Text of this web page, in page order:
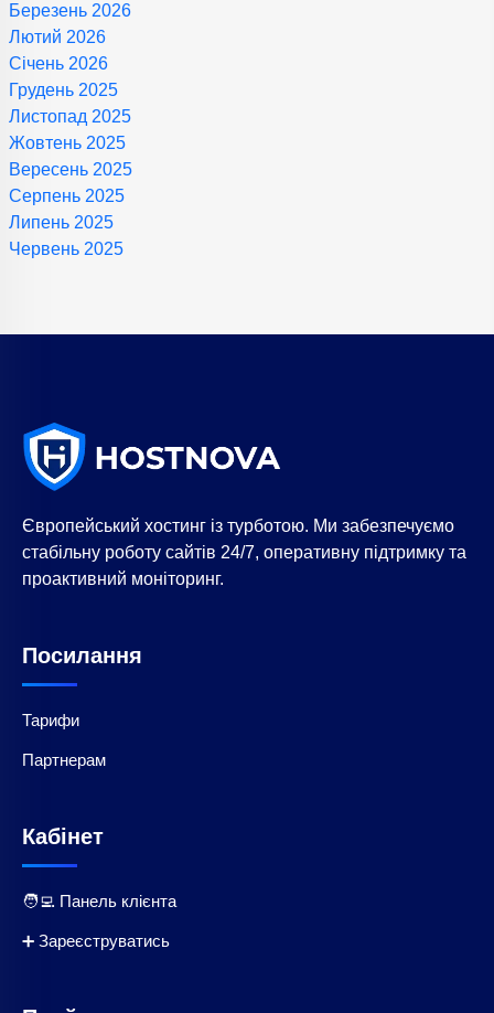
Березень 2026
Лютий 2026
Січень 2026
Грудень 2025
Листопад 2025
Жовтень 2025
Вересень 2025
Серпень 2025
Липень 2025
Червень 2025
Європейський хостинг із турботою. Ми забезпечуємо
стабільну роботу сайтів 24/7, оперативну підтримку та
проактивний моніторинг.
Посилання
Тарифи
Партнерам
Кабінет
🧑‍💻 Панель клієнта
➕ Зареєструватись